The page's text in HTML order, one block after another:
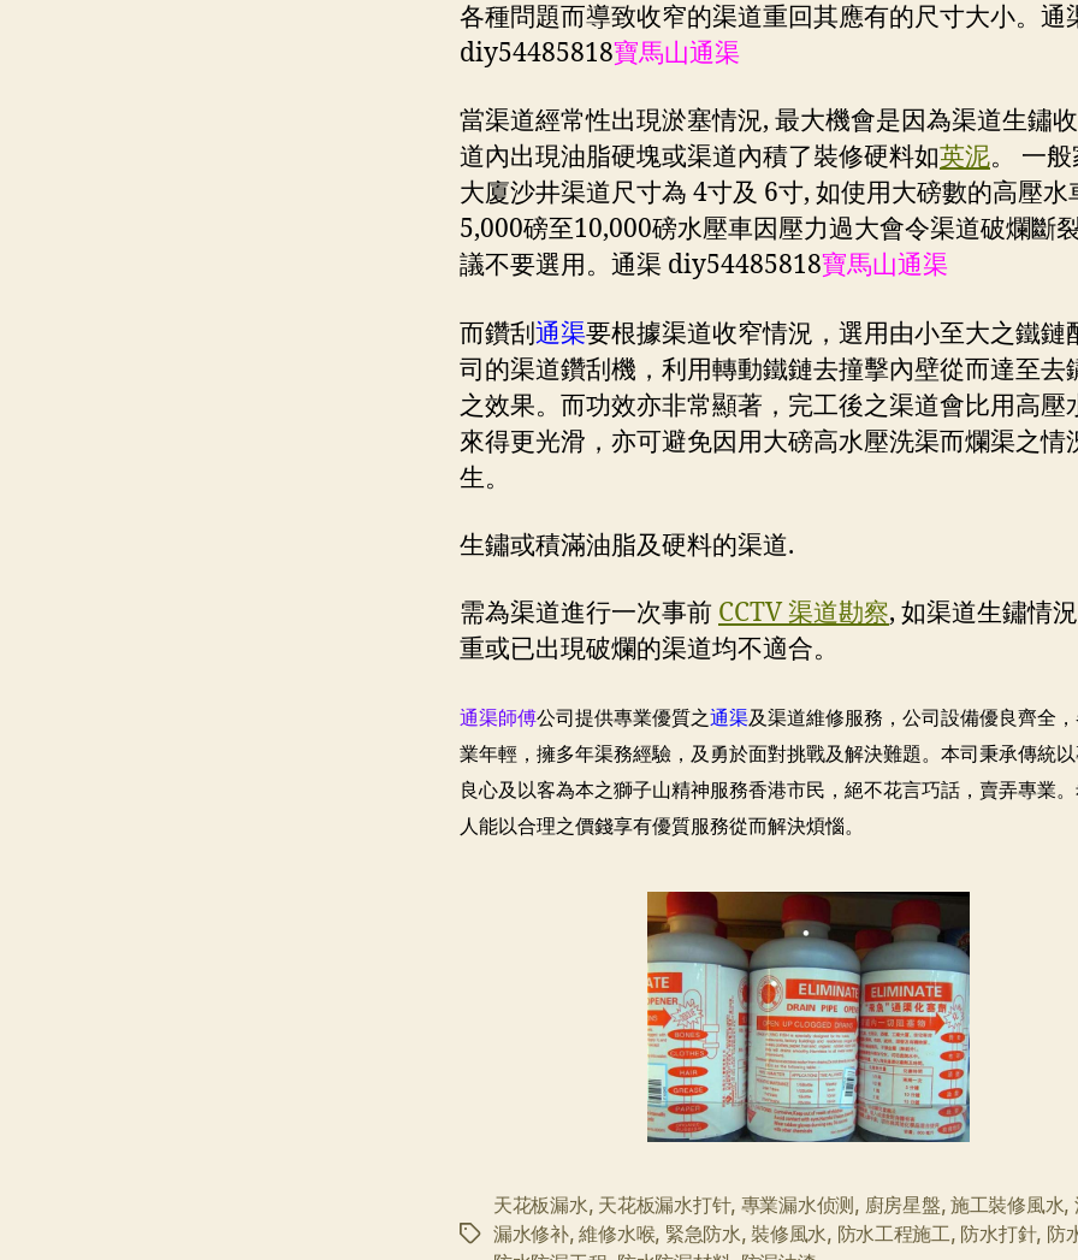
各種問題而導致收窄的渠道重回其應有的尺寸大小。通
diy54485818寶馬山通渠
當渠道經常性出現淤塞情況, 最大機會是因為渠道生鏽
道內出現油脂硬塊或渠道內積了裝修硬料如英泥。 一
大廈沙井渠道尺寸為 4寸及 6寸, 如使用大磅數的高壓水
5,000磅至10,000磅水壓車因壓力過大會令渠道破爛斷
議不要選用。通渠 diy54485818寶馬山通渠
而鑽刮通渠要根據渠道收窄情況，選用由小至大之鐵鏈
司的渠道鑽刮機，利用轉動鐵鏈去撞擊內壁從而達至去
之效果。而功效亦非常顯著，完工後之渠道會比用高壓
來得更光滑，亦可避免因用大磅高水壓洗渠而爛渠之情
生。
生鏽或積滿油脂及硬料的渠道.
需為渠道進行一次事前 CCTV 渠道勘察, 如渠道生鏽情
重或已出現破爛的渠道均不適合。
通渠師傅公司提供專業優質之通渠及渠道維修服務，公司設備優良齊全
業年輕，擁多年渠務經驗，及勇於面對挑戰及解決難題。本司秉承傳統
良心及以客為本之獅子山精神服務香港市民，絕不花言巧話，賣弄專業
人能以合理之價錢享有優質服務從而解決煩惱。
标
天花板漏水, 天花板漏水打针, 專業漏水侦测, 廚房星盤, 施工裝修風水,
漏水修补,維修水喉, 緊急防水, 裝修風水, 防水工程施工, 防水打針, 防